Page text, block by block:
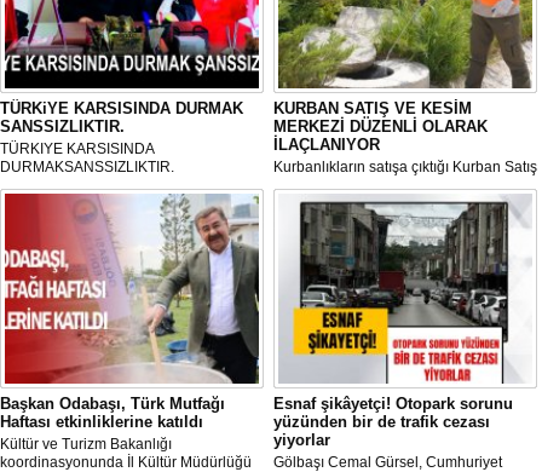
TÜRKiYE KARSISINDA DURMAK
SANSSIZLIKTIR.
TÜRKIYE KARSISINDA
DURMAKSANSSIZLIKTIR.
KURBAN SATIŞ VE KESİM
MERKEZİ DÜZENLİ OLARAK
İLAÇLANIYOR
Kurbanlıkların satışa çıktığı Kurban Satış
ve Kesim Merkezi, haşere ve
mikropların önüne geçilmesi amacıyla
her gün Gölbaşı Belediyesi ekipleri
tarafından düzenli olarak ilaçlanıyor.
Başkan Odabaşı, Türk Mutfağı
Haftası etkinliklerine katıldı
Kültür ve Turizm Bakanlığı
koordinasyonunda İl Kültür Müdürlüğü
Esnaf şikâyetçi! Otopark sorunu
yüzünden bir de trafik cezası
yiyorlar
Gölbaşı Cemal Gürsel, Cumhuriyet